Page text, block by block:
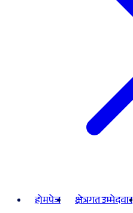
होमपेज क्षेत्रगत उम्मेदवार